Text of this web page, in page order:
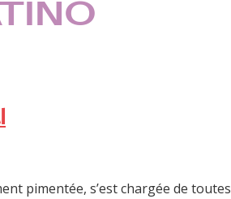
pimen­tée, s’est chargée de toutes